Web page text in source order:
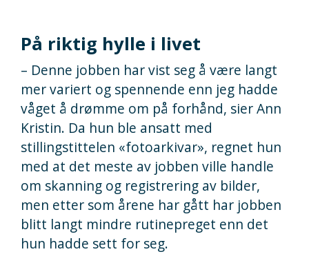
På riktig hylle i livet
– Denne jobben har vist seg å være langt
mer variert og spennende enn jeg hadde
våget å drømme om på forhånd, sier Ann
Kristin. Da hun ble ansatt med
stillingstittelen «fotoarkivar», regnet hun
med at det meste av jobben ville handle
om skanning og registrering av bilder,
men etter som årene har gått har jobben
blitt langt mindre rutinepreget enn det
hun hadde sett for seg.